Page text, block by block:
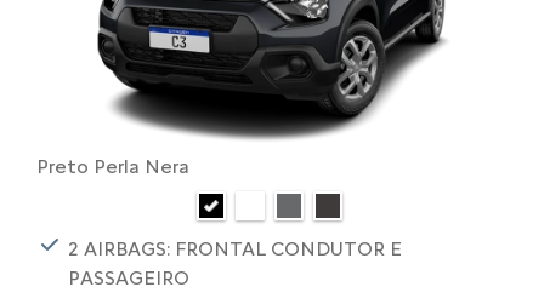
Preto Perla Nera
2 AIRBAGS: FRONTAL CONDUTOR E
PASSAGEIRO